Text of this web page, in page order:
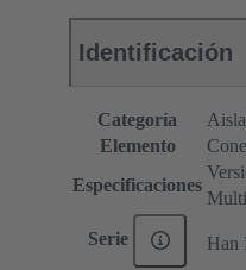
Identificación
Categoría
Elemento
Especificaciones
Serie Han